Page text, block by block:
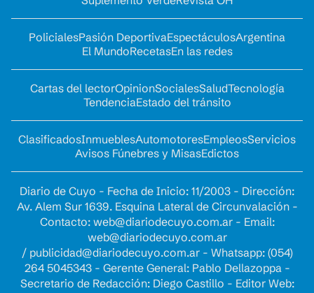
PolicialesPasión DeportivaEspectáculosArgentina
El MundoRecetasEn las redes
Cartas del lectorOpinionSocialesSaludTecnología
TendenciaEstado del tránsito
ClasificadosInmueblesAutomotoresEmpleosServicios
Avisos Fúnebres y MisasEdictos
Diario de Cuyo - Fecha de Inicio: 11/2003 - Dirección:
Av. Alem Sur 1639. Esquina Lateral de Circunvalación -
Contacto: web@diariodecuyo.com.ar- Email:
web@diariodecuyo.com.ar
/ publicidad@diariodecuyo.com.ar- Whatsapp: (054)
264 5045343 - Gerente General: Pablo Dellazoppa -
Secretario de Redacción: Diego Castillo - Editor Web: